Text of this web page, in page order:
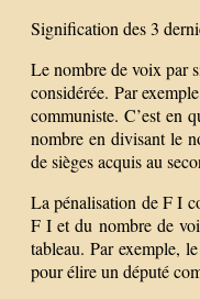
Signification des 3
Le nombre de voix par
considérée. Par
communiste. C’est en
nombre en divisant le
de sièges acquis au
La pénalisation de F I
F I et du nombre de
tableau. Par exemple,
pour élire un député